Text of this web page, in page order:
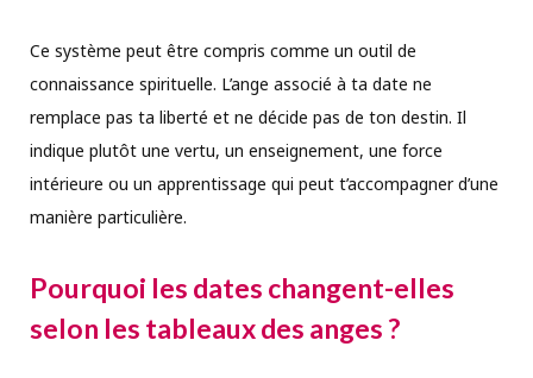
Ce système peut être compris comme un outil de
connaissance spirituelle. L’ange associé à ta date ne
remplace pas ta liberté et ne décide pas de ton destin. Il
indique plutôt une vertu, un enseignement, une force
intérieure ou un apprentissage qui peut t’accompagner d’une
manière particulière.
Pourquoi les dates changent-elles
selon les tableaux des anges ?